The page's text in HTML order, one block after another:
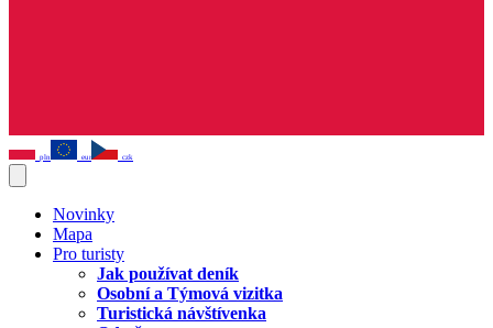
pln eur czk
Novinky
Mapa
Pro turisty
Jak používat deník
Osobní a Týmová vizitka
Turistická návštívenka